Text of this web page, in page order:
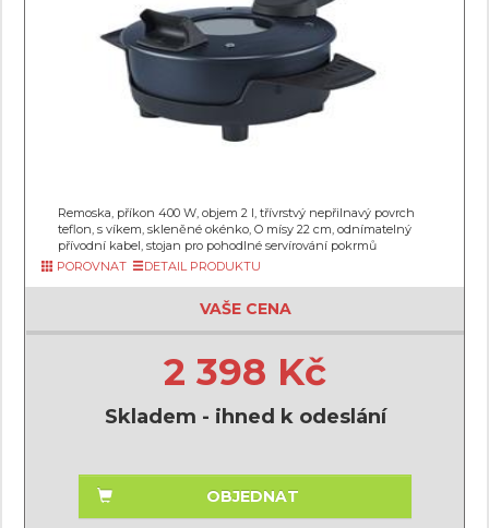
Remoska, příkon 400 W, objem 2 l, třívrstvý nepřilnavý povrch
teflon, s víkem, skleněné okénko, O mísy 22 cm, odnímatelný
přívodní kabel, stojan pro pohodlné servírování pokrmů
POROVNAT
DETAIL PRODUKTU
VAŠE CENA
2 398 Kč
Skladem - ihned k odeslání
OBJEDNAT